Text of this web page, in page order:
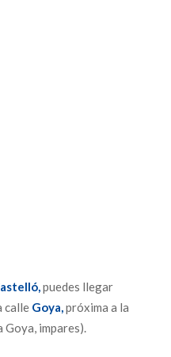
puedes llegar
calle Goya,próxima a la
Goya, impares).